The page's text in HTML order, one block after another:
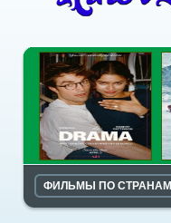
ФИЛЬМЫ ПО СТРАНАМ